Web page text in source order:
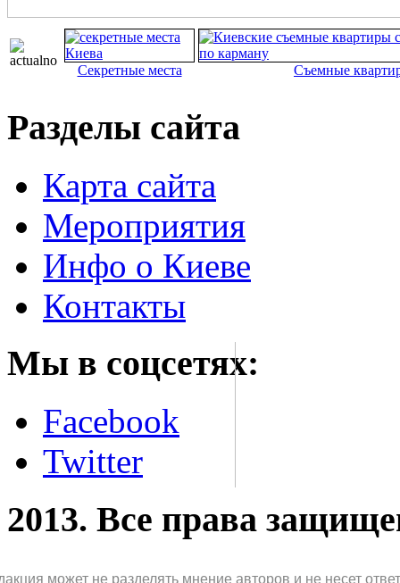
Секретные места Съемные
Разделы сайта
Карта сайта
Мероприятия
Инфо о Киеве
Контакты
Мы в соцсетях:
Facebook
Twitter
2013. Все права
может не разделять мнение авторов и не несет